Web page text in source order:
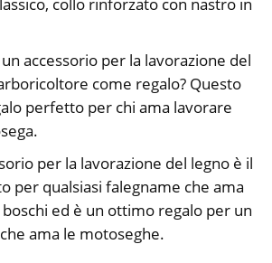
accessorio per la lavorazione del
come regalo? Questo
perfetto per chi ama lavorare
per la lavorazione del legno è il
per qualsiasi falegname che ama
ed è un ottimo regalo per un
ama le motoseghe.